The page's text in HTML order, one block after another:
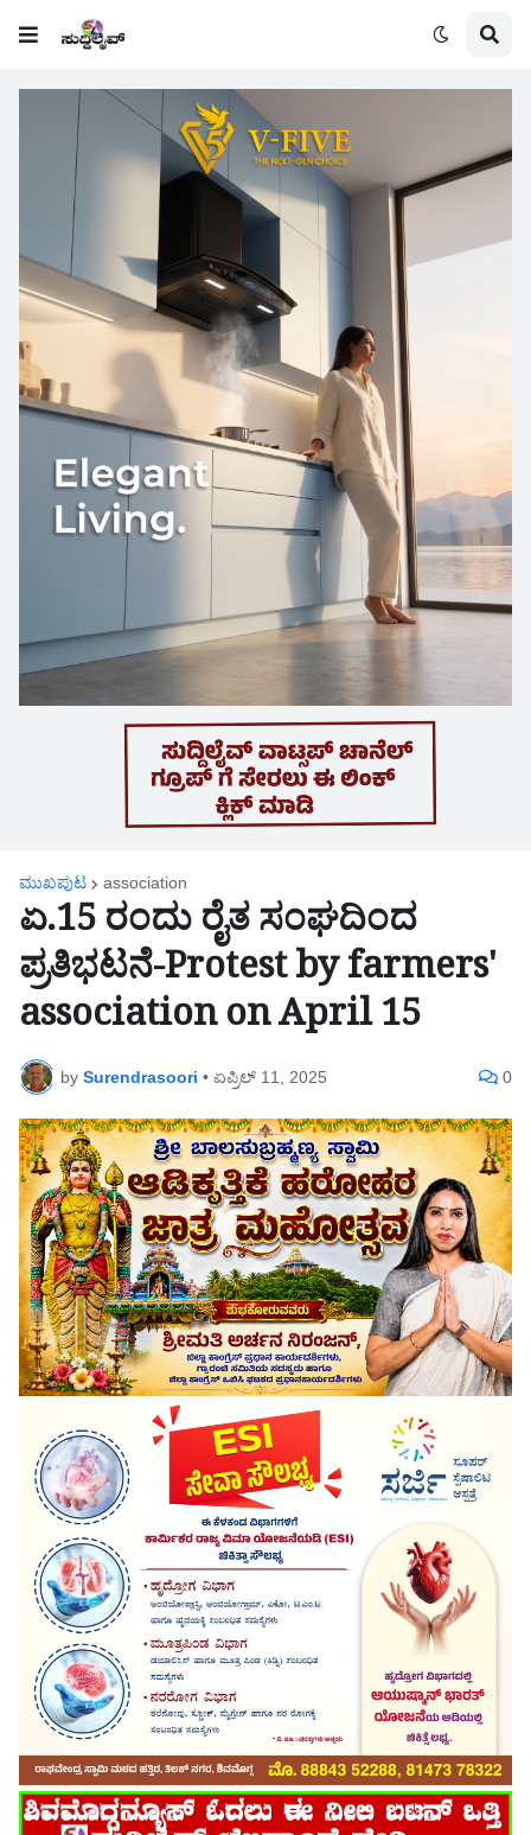
ಮುಖಪುಟ association
ಏ.15 ರಂದು ರೈತ ಸಂಘದಿಂದ
ಪ್ರತಿಭಟನೆ-Protest by farmers'
association on April 15
by Surendrasoori • ಏಪ್ರಿಲ್ 11, 2025 0